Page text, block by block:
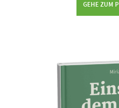
GEHE ZUM